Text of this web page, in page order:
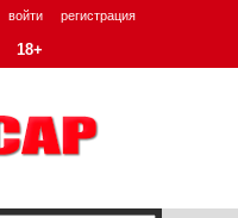
войти регистрация
18+